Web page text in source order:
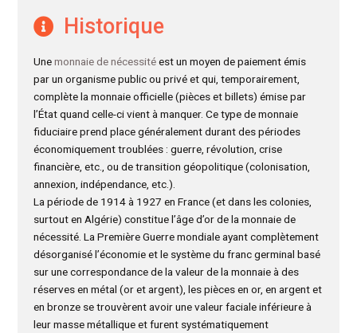
Historique
Unemonnaie de nécessitéest un moyen de paiement émis
par un organisme public ou privé et qui, temporairement,
complète la monnaie officielle (pièces et billets) émise par
l’État quand celle-ci vient à manquer. Ce type de monnaie
fiduciaire prend place généralement durant des périodes
économiquement troublées : guerre, révolution, crise
financière, etc., ou de transition géopolitique (colonisation,
annexion, indépendance, etc.).
La période de 1914 à 1927 en France (et dans les colonies,
surtout en Algérie) constitue l’âge d’or de la monnaie de
nécessité. La Première Guerre mondiale ayant complètement
désorganisé l’économie et le système du franc germinal basé
sur une correspondance de la valeur de la monnaie à des
réserves en métal (or et argent), les pièces en or, en argent et
en bronze se trouvèrent avoir une valeur faciale inférieure à
leur masse métallique et furent systématiquement